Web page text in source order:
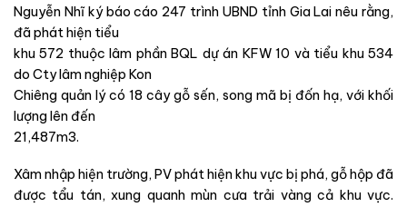
Nguyễn Nhĩ ký báo cáo 247 trình UBND tỉnh Gia Lai nêu rằng,
đã phát hiện tiểu
khu 572 thuộc lâm phần BQL dự án KFW 10 và tiểu khu 534
do Cty lâm nghiệp Kon
Chiêng quản lý có 18 cây gỗ sến, song mã bị đốn hạ, với khối
lượng lên đến
21,487m3.
Xâm nhập hiện trường, PV phát hiện khu vực bị phá, gỗ hộp đã
được tẩu tán, xung quanh mùn cưa trải vàng cả khu vực.